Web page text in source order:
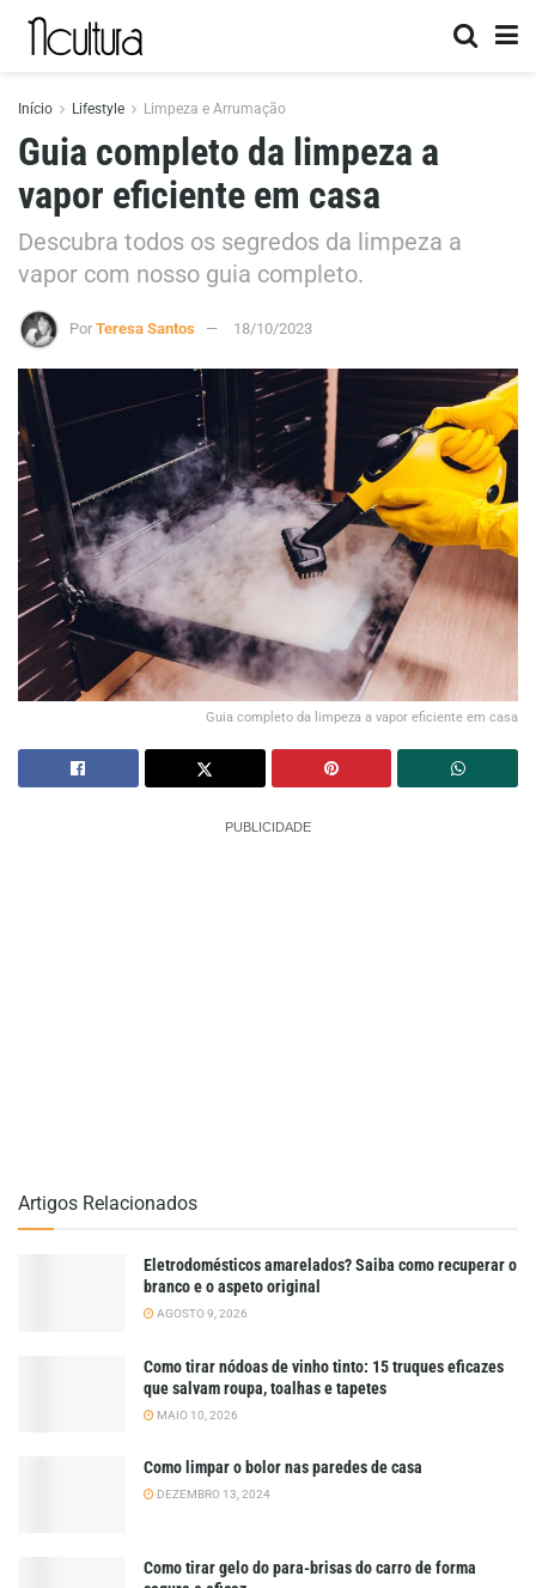
Início Lifestyle Limpeza e Arrumação
Guia completo da limpeza a
vapor eficiente em casa
Descubra todos os segredos da limpeza a
vapor com nosso guia completo.
Por Teresa Santos 18/10/2023
Guia completo da limpeza a vapor eficiente em casa
PUBLICIDADE
Artigos Relacionados
Eletrodomésticos amarelados? Saiba como recuperar o
branco e o aspeto original
AGOSTO 9, 2026
Como tirar nódoas de vinho tinto: 15 truques eficazes
que salvam roupa, toalhas e tapetes
MAIO 10, 2026
Como limpar o bolor nas paredes de casa
DEZEMBRO 13, 2024
Como tirar gelo do para-brisas do carro de forma